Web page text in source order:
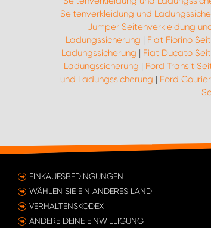
Seitenverkleidung und
Jumper Seitenverkleidung
Ladungssicherung | Fiat Fiorino
Ladungssicherung | Fiat Ducato
Ladungssicherung | Ford Transit
und Ladungssicherung | Ford
EINKAUFSBEDINGUNGEN
WÄHLEN SIE EIN ANDERES LAND
VERHALTENSKODEX
ÄNDERE DEINE EINWILLIGUNG